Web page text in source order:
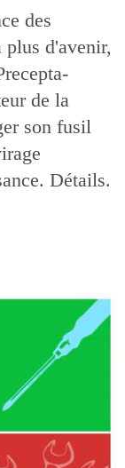
des
plus d'avenir,
de la
son fusil
Détails.